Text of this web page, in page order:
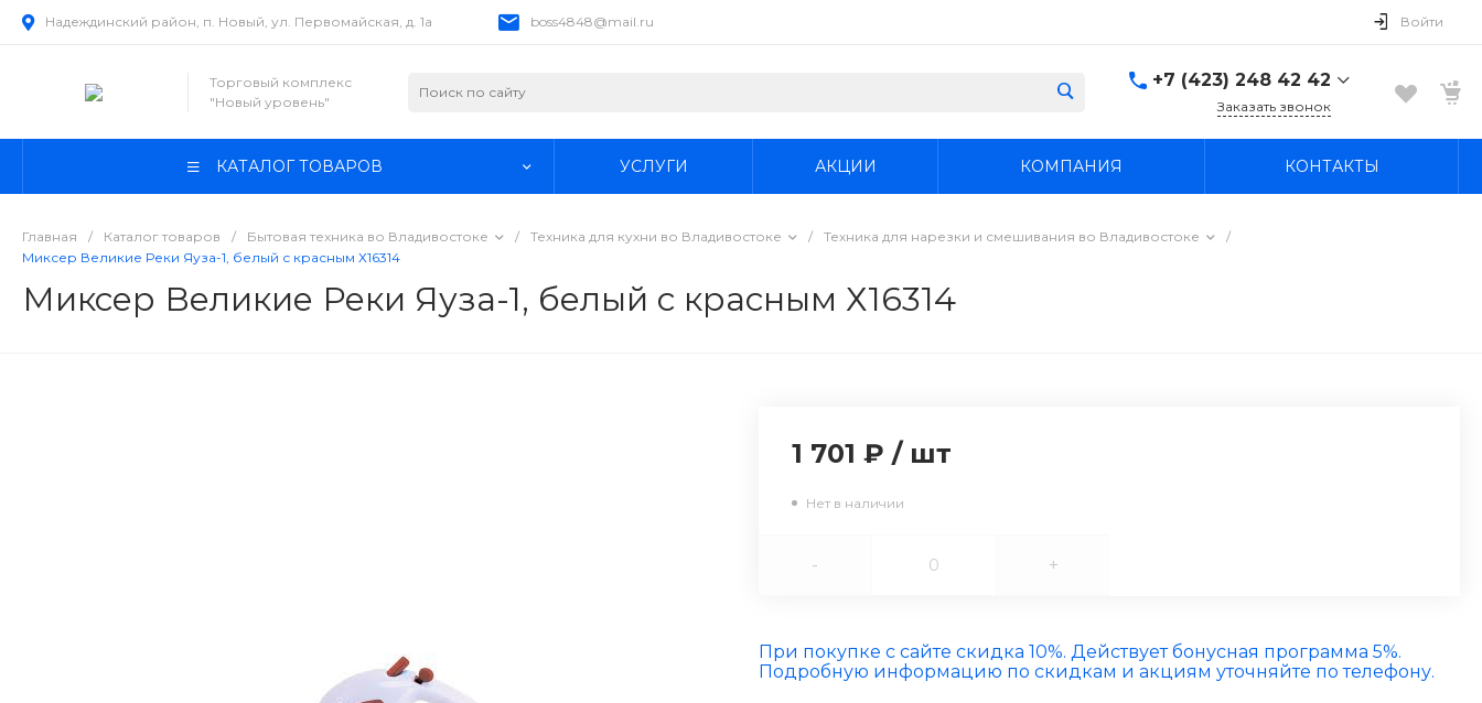
Надеждинский район, п. Новый, ул. Первомайская, д. 1а boss4848@mail.ru Войти
Торговый комплекс
"Новый уровень"
+7 (423) 248 42 42
Надеждинский район, п.
Заказать звонок
КАТАЛОГ ТОВАРОВ УСЛУГИ АКЦИИ КОМПАНИЯ КОНТАКТЫ
Главная / Каталог товаров / Бытовая техника во Владивостоке / Техника для кухни во Владивостоке / Техника для нарезки и смешивания во Владивостоке
/
Миксер Великие Реки Яуза-1, белый с красным Х16314
Миксер Великие Реки Яуза-1, белый с красным Х16314
1 701 ₽ / шт
Нет в наличии
- +
При покупке с сайте скидка 10%. Действует бонусная программа 5%.
Подробную информацию по скидкам и акциям уточняйте по телефону.